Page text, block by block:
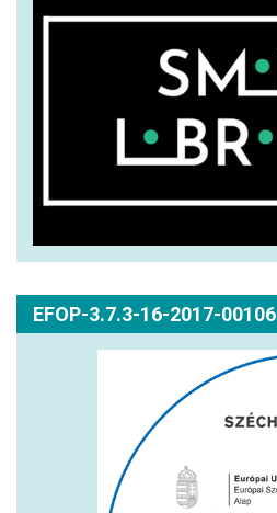
EFOP-3.7.3-16-2017-00106